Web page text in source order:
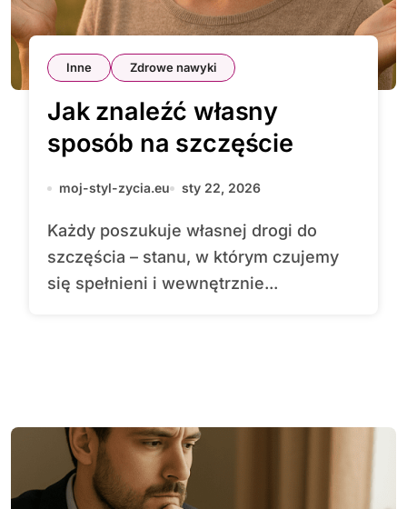
Inne Zdrowe nawyki
Jak znaleźć własny
sposób na szczęście
moj-styl-zycia.eu sty 22, 2026
Każdy poszukuje własnej drogi do
szczęścia – stanu, w którym czujemy
się spełnieni i wewnętrznie...